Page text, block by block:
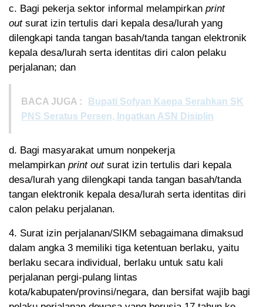
c. Bagi pekerja sektor informal melampirkan print
outsurat izin tertulis dari kepala desa/lurah yang
dilengkapi tanda tangan basah/tanda tangan elektronik
kepala desa/lurah serta identitas diri calon pelaku
perjalanan; dan
BACA JUGA :
Bupati Sofyan Kaepa Serahkan SK
PNS Seratus Persen, Ingatkan ASN Disiplin
d. Bagi masyarakat umum nonpekerja
melampirkan print outsurat izin tertulis dari kepala
desa/lurah yang dilengkapi tanda tangan basah/tanda
tangan elektronik kepala desa/lurah serta identitas diri
calon pelaku perjalanan.
4. Surat izin perjalanan/SIKM sebagaimana dimaksud
dalam angka 3 memiliki tiga ketentuan berlaku, yaitu
berlaku secara individual, berlaku untuk satu kali
perjalanan pergi-pulang lintas
kota/kabupaten/provinsi/negara, dan bersifat wajib bagi